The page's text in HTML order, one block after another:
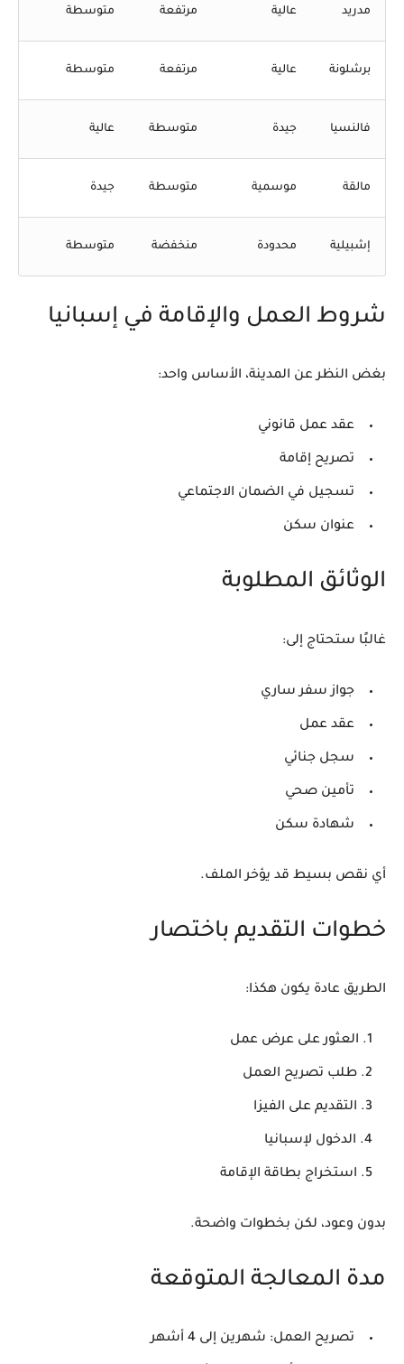
مدريد عالية مرتفعة متوسطة
برشلونة عالية مرتفعة متوسطة
فالنسيا جيدة متوسطة عالية
مالقة موسمية متوسطة جيدة
إشبيلية محدودة منخفضة متوسطة
شروط العمل والإقامة في إسبانيا
بغض النظر عن المدينة، الأساس واحد:
عقد عمل قانوني
تصريح إقامة
تسجيل في الضمان الاجتماعي
عنوان سكن
الوثائق المطلوبة
غالبًا ستحتاج إلى:
جواز سفر ساري
عقد عمل
سجل جنائي
تأمين صحي
شهادة سكن
أي نقص بسيط قد يؤخر الملف.
خطوات التقديم باختصار
الطريق عادة يكون هكذا:
العثور على عرض عمل
طلب تصريح العمل
التقديم على الفيزا
الدخول لإسبانيا
استخراج بطاقة الإقامة
بدون وعود، لكن بخطوات واضحة.
مدة المعالجة المتوقعة
تصريح العمل: شهرين إلى 4 أشهر